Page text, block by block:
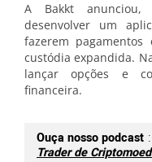
A Bakkt anunciou,
desenvolver um
fazerem
custódia expandida.
lançar opções e
financeira.
Ouça nosso podcast :
Trader de